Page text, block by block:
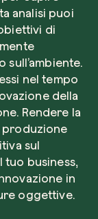
analisi puoi
di
sull’ambiente.
nel tempo
della
Rendere la
produzione
sul
tuo business,
in
oggettive.